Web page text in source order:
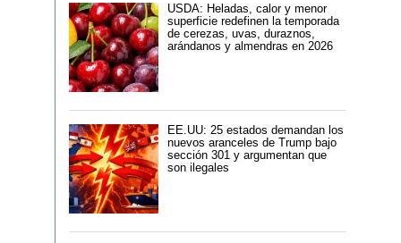
USDA: Heladas, calor y menor
superficie redefinen la temporada
de cerezas, uvas, duraznos,
arándanos y almendras en 2026
EE.UU: 25 estados demandan los
nuevos aranceles de Trump bajo
sección 301 y argumentan que
son ilegales